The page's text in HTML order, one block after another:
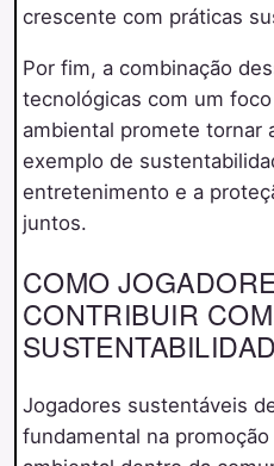
crescente com práticas
Por fim, a combinação
tecnológicas com um
ambiental promete tornar
exemplo de
entretenimento e a
juntos.
COMO
CONTRIBUIR
Jogadores sustentáveis
fundamental na